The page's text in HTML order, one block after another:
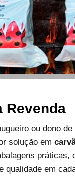
Revenda
ou dono
solução em
práticas,
qualidade em